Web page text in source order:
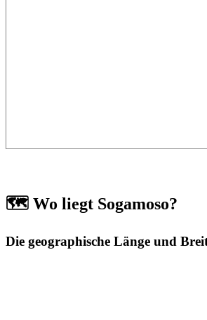
🗺️ Wo liegt Sogamoso?
Die geographische Länge und